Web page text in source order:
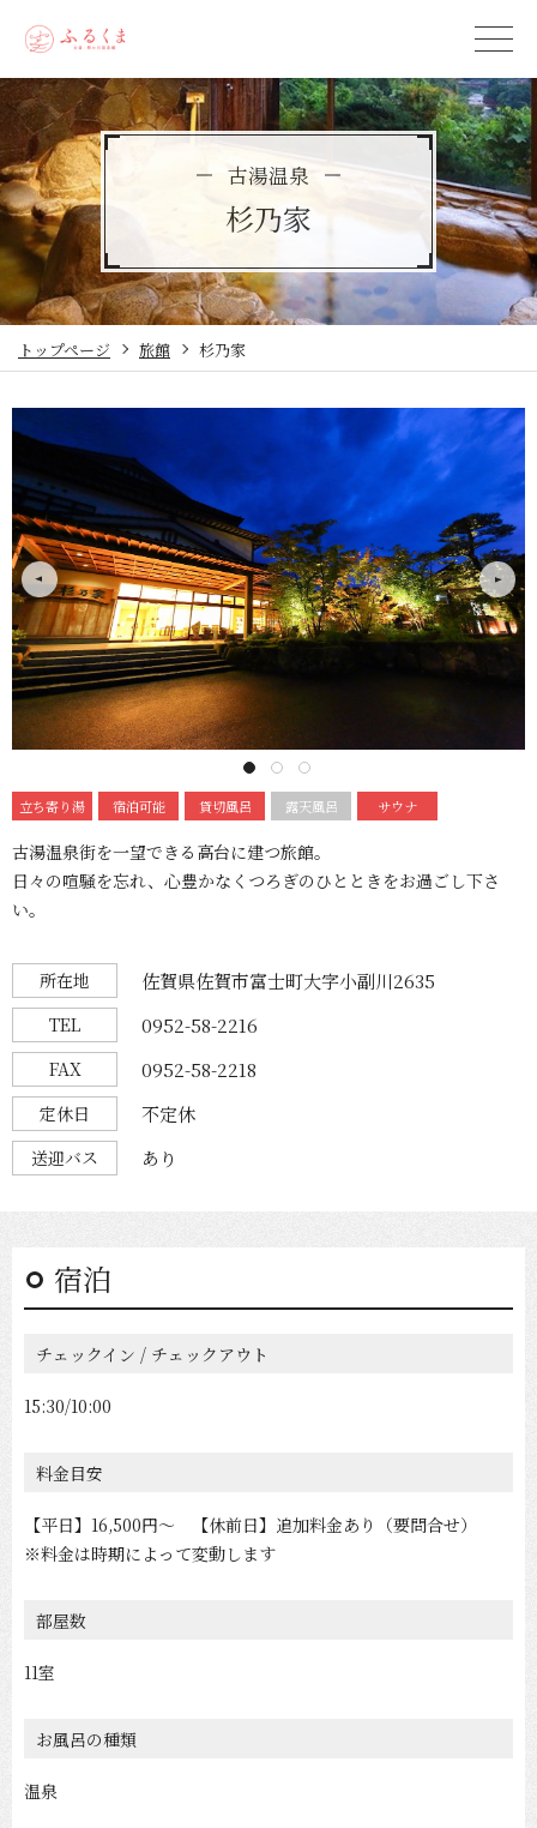
古湯温泉
杉乃家
トップページ 旅館 杉乃家
Next
1 2 3
立ち寄り湯 宿泊可能 貸切風呂 露天風呂 サウナ
古湯温泉街を一望できる高台に建つ旅館。
日々の喧騒を忘れ、心豊かなくつろぎのひとときをお過ごし下さ
い。
所在地 佐賀県佐賀市富士町大字小副川2635
TEL 0952-58-2216
FAX 0952-58-2218
定休日 不定休
送迎バス あり
宿泊
チェックイン / チェックアウト
15:30/10:00
料金目安
【平日】16,500円〜 【休前日】追加料金あり（要問合せ）
※料金は時期によって変動します
部屋数
11室
お風呂の種類
温泉